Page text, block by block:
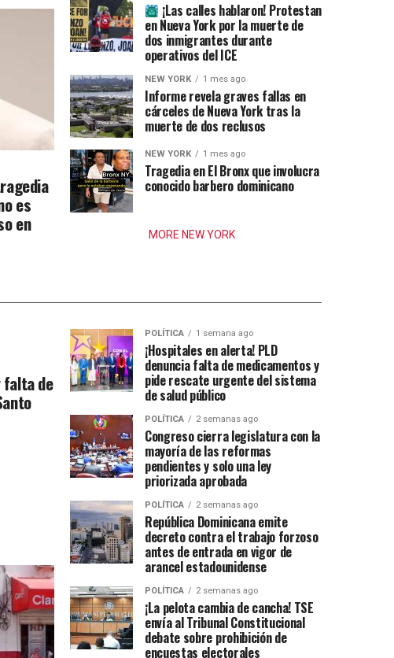
es
en
¡Las calles hablaron! Protestan
en Nueva York por la muerte de
dos inmigrantes durante
operativos del ICE
NEW YORK 1 mes ago
Informe revela graves fallas en
cárceles de Nueva York tras la
muerte de dos reclusos
NEW YORK 1 mes ago
Tragedia en El Bronx que involucra
conocido barbero dominicano
MORE NEW YORK
falta de
POLÍTICA 1 semana ago
¡Hospitales en alerta! PLD
denuncia falta de medicamentos y
pide rescate urgente del sistema
de salud público
POLÍTICA 2 semanas ago
Congreso cierra legislatura con la
mayoría de las reformas
pendientes y solo una ley
priorizada aprobada
POLÍTICA 2 semanas ago
República Dominicana emite
decreto contra el trabajo forzoso
antes de entrada en vigor de
arancel estadounidense
POLÍTICA 2 semanas ago
¡La pelota cambia de cancha! TSE
envía al Tribunal Constitucional
debate sobre prohibición de
encuestas electorales